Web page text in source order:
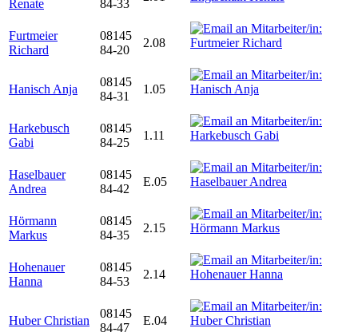
Renate
84-33
Furtmeier
Richard
08145
84-20
2.08
Hanisch Anja
08145
84-31
1.05
Harkebusch
Gabi
08145
84-25
1.11
Haselbauer
Andrea
08145
84-42
E.05
Hörmann
Markus
08145
84-35
2.15
Hohenauer
Hanna
08145
84-53
2.14
Huber Christian
08145
84-47
E.04